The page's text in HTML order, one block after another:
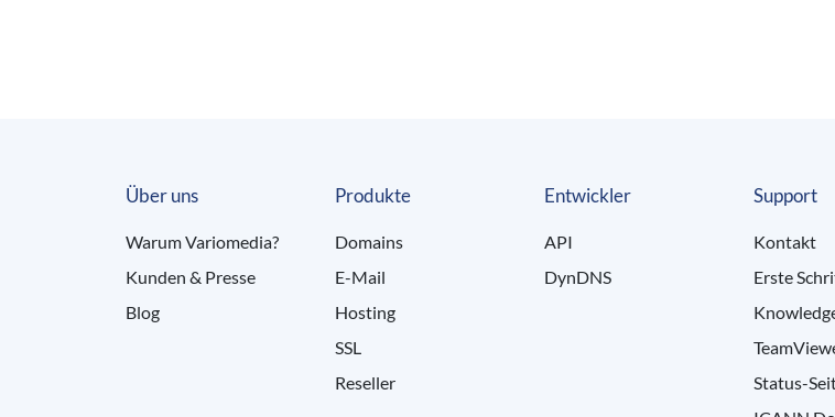
Über uns
Warum Variomedia?
Kunden & Presse
Blog
Produkte
Domains
E-Mail
Hosting
SSL
Reseller
Entwickler
API
DynDNS
Support
Kontakt
Erste
Status-